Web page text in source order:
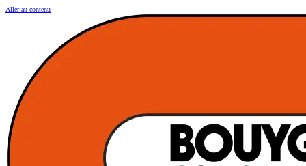
Aller au contenu